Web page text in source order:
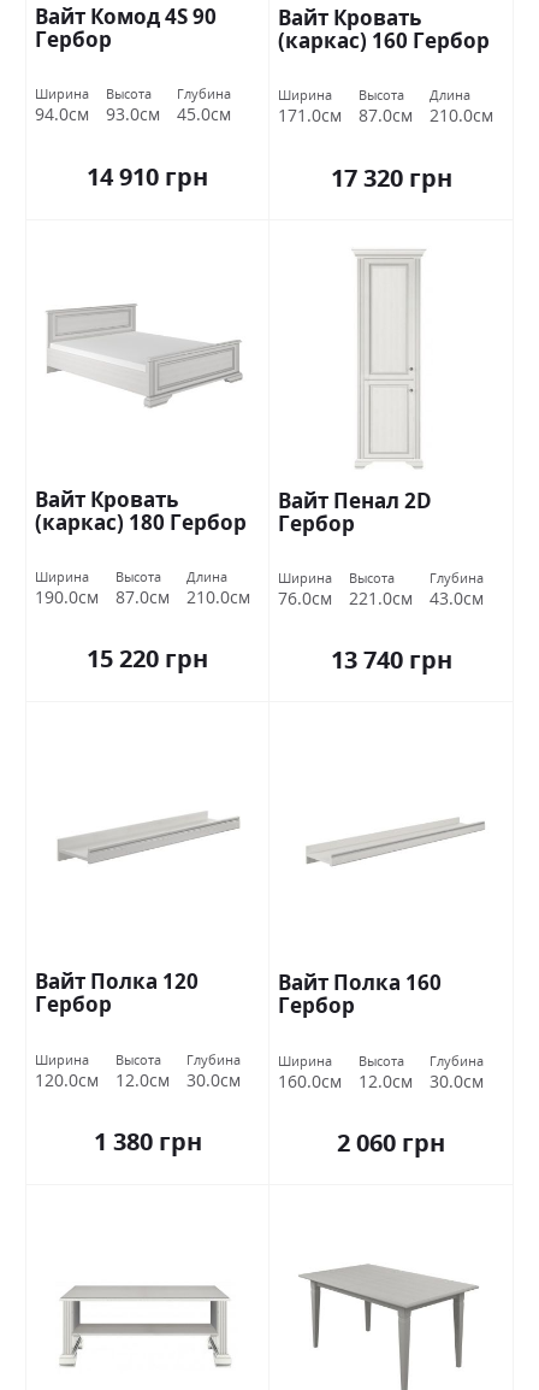
Вайт Комод 4S 90
Гербор
Ширина
94.0см
Высота
93.0см
Глубина
45.0см
14 910 грн
Вайт Кровать
(каркас) 160 Гербор
Ширина
171.0см
Высота
87.0см
Длина
210.0см
17 320 грн
Вайт Кровать
(каркас) 180 Гербор
Ширина
190.0см
Высота
87.0см
Длина
210.0см
15 220 грн
Вайт Пенал 2D
Гербор
Ширина
76.0см
Высота
221.0см
Глубина
43.0см
13 740 грн
Вайт Полка 120
Гербор
Ширина
120.0см
Высота
12.0см
Глубина
30.0см
1 380 грн
Вайт Полка 160
Гербор
Ширина
160.0см
Высота
12.0см
Глубина
30.0см
2 060 грн